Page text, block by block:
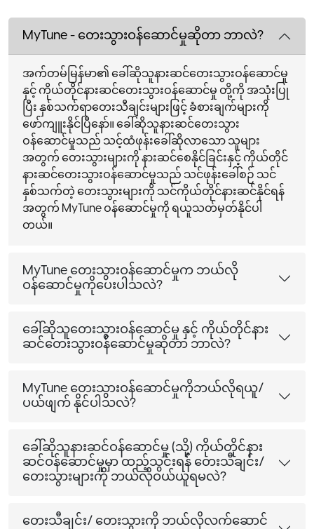
MyTune - တေးသွားဝန်ဆောင်မှုဆိုတာ ဘာလဲ?
အက်တမ်မြန်မာ၏ ခေါ်ဆိုသူနားဆင်တေးသွားဝန်ဆောင်မှု
နှင့် ကိုယ်တိုင်နားဆင်တေးသွားဝန်ဆောင်မှု တို့ကို အသုံးပြု
ပြီး နှစ်သက်ရာတေးသီချင်းများဖြင့် ခံစားချက်များကို
ဖော်ကျူးနိုင်ပြီနော်။ ခေါ်ဆိုသူနားဆင်တေးသွား
ဝန်ဆောင်မှုသည် သင့်ထံဖုန်းခေါ်ဆိုလာသော သူများ
အတွက် တေးသွားများကို နားဆင်စေနိုင်ခြင်းနှင့် ကိုယ်တိုင်
နားဆင်တေးသွားဝန်ဆောင်မှုသည် သင်ဖုန်းခေါ်စဉ် သင်
နှစ်သက်တဲ့ တေးသွားများကို သင်ကိုယ်တိုင်နားဆင်နိုင်ရန်
အတွက် MyTune ဝန်ဆောင်မှုကို ရယူသတ်မှတ်နိုင်ပါ
တယ်။
MyTune တေးသွားဝန်ဆောင်မှုက ဘယ်လို
ဝန်ဆောင်မှုကိုပေးပါသလဲ?
ခေါ်ဆိုသူတေးသွားဝန်ဆောင်မှု နှင့် ကိုယ်တိုင်နား
ဆင်တေးသွားဝန်ဆောင်မှုဆိုတာ ဘာလဲ?
MyTune တေးသွားဝန်ဆောင်မှုကိုဘယ်လိုရယူ/
ပယ်ဖျက် နိုင်ပါသလဲ?
ခေါ်ဆိုသူနားဆင်ဝန်ဆောင်မှု (သို့) ကိုယ်တိုင်နား
ဆင်ဝန်ဆောင်မှုမှာ ထည့်သွင်းရန် တေးသီချင်း/
တေးသွားများကို ဘယ်လိုဝယ်ယူရမလဲ?
တေးသီချင်း/ တေးသွားကို ဘယ်လိုလက်ဆောင်